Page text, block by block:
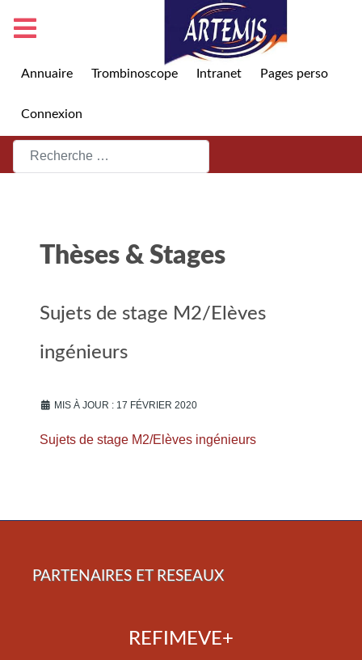
Annuaire Trombinoscope Intranet Pages perso
Connexion
Rechercher
Thèses & Stages
Sujets de stage M2/Elèves
ingénieurs
MIS À JOUR : 17 FÉVRIER 2020
Sujets de stage M2/Elèves ingénieurs
PARTENAIRES ET RESEAUX
REFIMEVE+